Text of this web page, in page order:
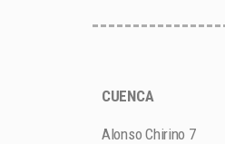
CUENCA
Alonso Chirino 7